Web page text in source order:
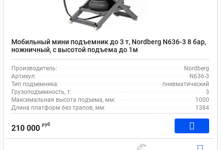
Мобильный мини подъемник до 3 т, Nordberg N636-3 8 бар,
ножничный, с высотой подъема до 1м
Производитель:
Nordberg
Артикул:
N636-3
Тип подъемника:
пневматический
Грузоподъемность, т:
3
Максимальная высота подъема, мм:
1000
Длина платформ без трапов, мм:
1384
210 000 руб